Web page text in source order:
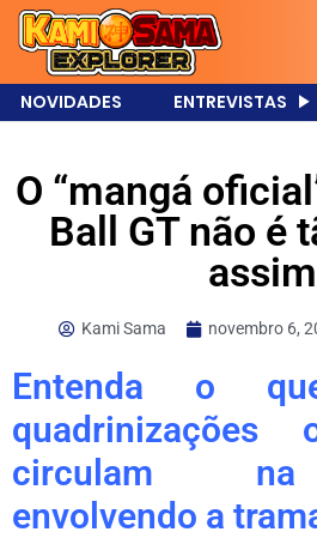
NOVIDADES ENTREVISTAS
O “mangá
Ball GT não é
Kami Sama novembro 6,
Entenda o
quadrinizações
circulam
envolvendo a